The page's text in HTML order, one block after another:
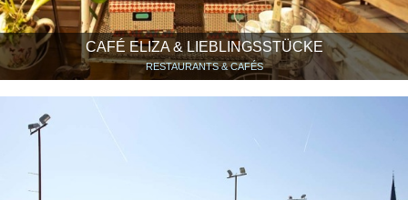
CAFÉ ELIZA & LIEBLINGSSTÜCKE
RESTAURANTS & CAFÉS